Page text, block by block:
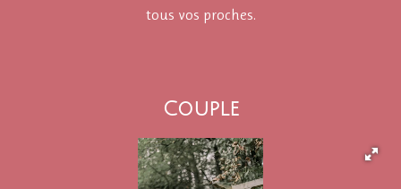
tous vos proches.
Couple